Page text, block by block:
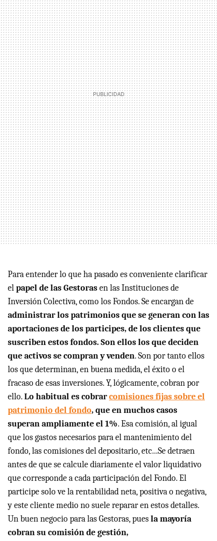
Para entender lo que ha pasado es conveniente clarificar
elpapel de las Gestorasen las Instituciones de
Inversión Colectiva, como los Fondos. Se encargan de
administrar los patrimonios que se generan con las
aportaciones de los participes, de los clientes que
suscriben estos fondos. Son ellos los que deciden
que activos se compran y venden. Son por tanto ellos
los que determinan, en buena medida, el éxito o el
fracaso de esas inversiones. Y, lógicamente, cobran por
ello.Lo habitual es cobrarcomisiones fijas sobre el
patrimonio del fondo, que en muchos casos
superan ampliamente el 1%. Esa comisión, al igual
que los gastos necesarios para el mantenimiento del
fondo, las comisiones del depositario, etc...Se detraen
antes de que se calcule diariamente el valor liquidativo
que corresponde a cada participación del Fondo. El
participe solo ve la rentabilidad neta, positiva o negativa,
y este cliente medio no suele reparar en estos detalles.
Un buen negocio para las Gestoras, puesla mayoría
cobran su comisión de gestión,